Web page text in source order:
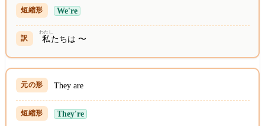
We're
私
わたし
たちは 〜
They are
They're